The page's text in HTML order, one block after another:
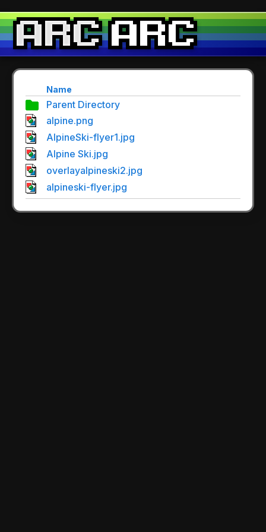
Name
Parent Directory
alpine.png
AlpineSki-flyer1.jpg
Alpine Ski.jpg
overlayalpineski2.jpg
alpineski-flyer.jpg